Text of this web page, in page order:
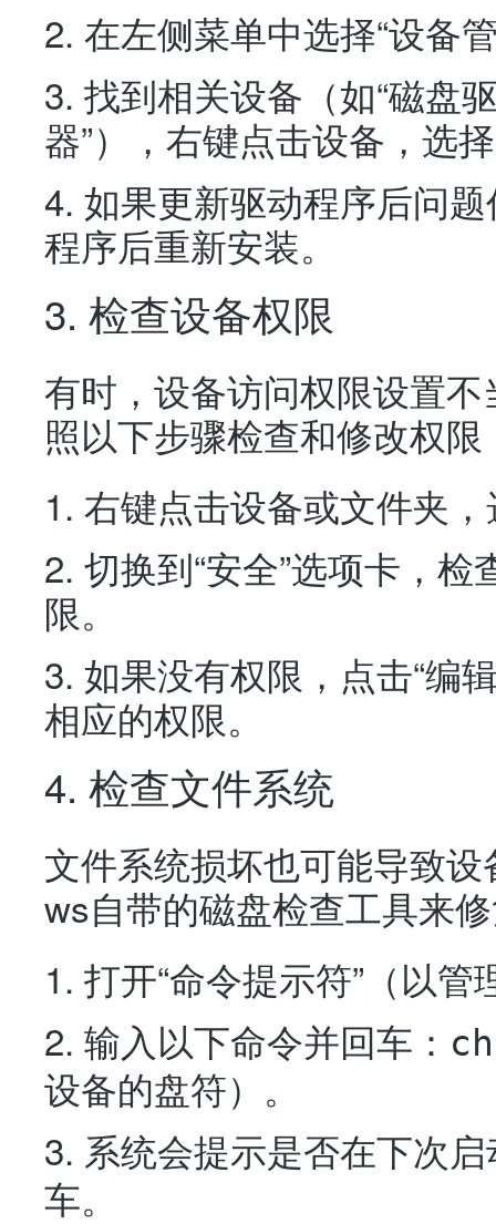
在左侧菜单中选择“设备
找到相关设备（如“磁盘
器”），右键点击设备，选
如果更新驱动程序后问
程序后重新安装。
3. 检查设备权限
有时，设备访问权限设置
照以下步骤检查和修改权限
右键点击设备或文件夹，
切换到“安全”选项卡，
限。
如果没有权限，点击“编
相应的权限。
4. 检查文件系统
文件系统损坏也可能导致
ws自带的磁盘检查工具来
打开“命令提示符”（以
输入以下命令并回车：
设备的盘符）。
系统会提示是否在下次
车。